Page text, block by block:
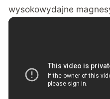
wysokowydajne